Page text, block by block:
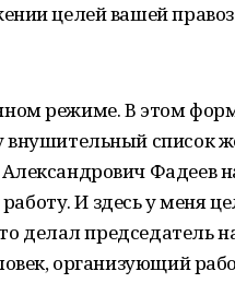
целей вашей
режиме. В этом
внушительный список
Фадеев
И здесь у меня
делал председатель
организующий